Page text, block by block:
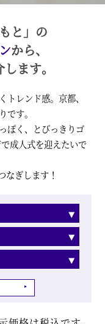
と」の
から、
ます。
レンド感。京都、
です。
ぽく、とびっきりゴ
成人式を迎えたいで
なぎします！